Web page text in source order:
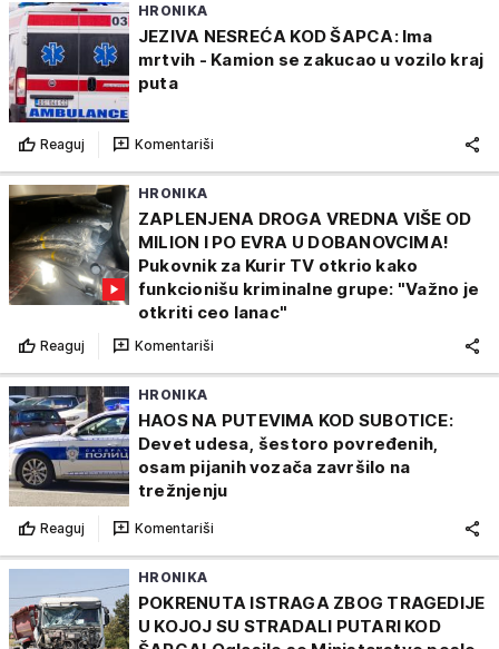
HRONIKA
JEZIVA NESREĆA KOD ŠAPCA: Ima
mrtvih - Kamion se zakucao u vozilo kraj
puta
Reaguj Komentariši
HRONIKA
ZAPLENJENA DROGA VREDNA VIŠE OD
MILION I PO EVRA U DOBANOVCIMA!
Pukovnik za Kurir TV otkrio kako
funkcionišu kriminalne grupe: "Važno je
otkriti ceo lanac"
Reaguj Komentariši
HRONIKA
HAOS NA PUTEVIMA KOD SUBOTICE:
Devet udesa, šestoro povređenih,
osam pijanih vozača završilo na
trežnjenju
Reaguj Komentariši
HRONIKA
POKRENUTA ISTRAGA ZBOG TRAGEDIJE
U KOJOJ SU STRADALI PUTARI KOD